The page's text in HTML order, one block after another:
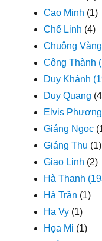
Cao Minh (1)
Chế Linh (4)
Chuông
Công Thành
Duy Khánh
Duy Quang
Elvis Phương
Giáng Ngọc
Giáng Thu (1)
Giao Linh (2)
Hà Thanh
Hà Trần (1)
Hạ Vy (1)
Họa Mi (1)